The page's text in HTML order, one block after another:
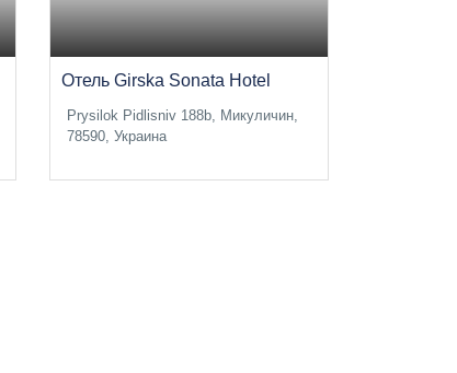
Отель Girska Sonata Hotel
Prysilok Pidlisniv 188b, Микуличин,
78590, Украина